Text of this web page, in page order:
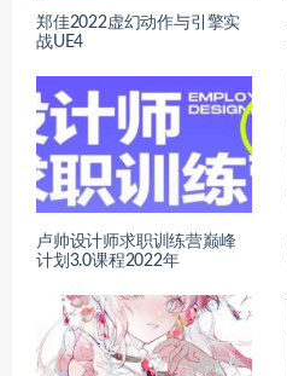
郑佳2022虚幻动作与引擎实
战UE4
卢帅设计师求职训练营巅峰
计划3.0课程2022年